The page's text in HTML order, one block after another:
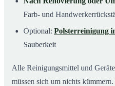
Farb- und
Optional: Polsterreinigung
Sauberkeit
Alle Reinigungsmittel und
müssen sich um nichts